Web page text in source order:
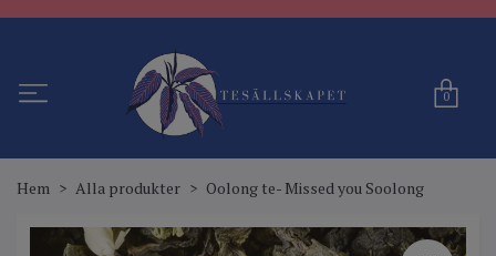
0
Hem Alla produkter Oolong te- Missed you Soolong